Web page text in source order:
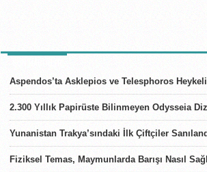
Aspendos’ta Asklepios ve Telesphoros
2.300 Yıllık Papirüste Bilinmeyen Odysseia
Yunanistan Trakya’sındaki İlk Çiftçiler
Fiziksel Temas, Maymunlarda Barışı Nasıl